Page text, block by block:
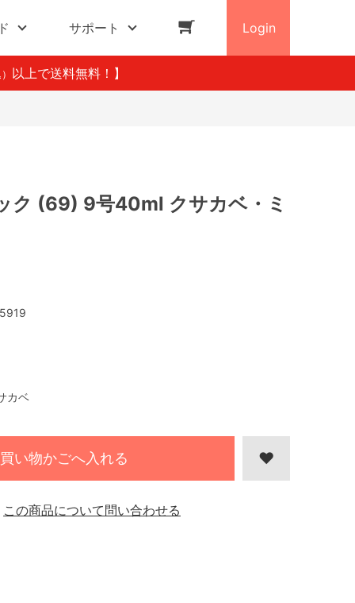
サポート Login
以上で送料無料！】
ク (69) 9号40ml クサカベ・ミ
カベ
買い物かごへ入れる
この商品について問い合わせる